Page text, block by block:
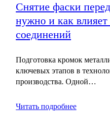
Снятие фаски
нужно и как
соединений
Подготовка кромок
ключевых этапов в
производства. Одной…
Читать подробнее